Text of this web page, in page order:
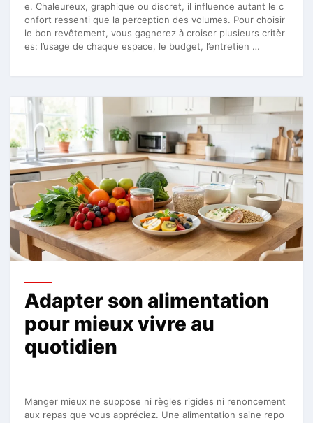
e. Chaleureux, graphique ou discret, il influence autant le c
onfort ressenti que la perception des volumes. Pour choisir
le bon revêtement, vous gagnerez à croiser plusieurs critèr
es: l’usage de chaque espace, le budget, l’entretien …
Adapter son alimentation
pour mieux vivre au
quotidien
Manger mieux ne suppose ni règles rigides ni renoncement
aux repas que vous appréciez. Une alimentation saine repo